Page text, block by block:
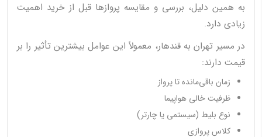
به همین دلیل، بررسی و مقایسه پروازها قبل از خرید اهمیت
زیادی دارد.
در مسیر تهران به قندهار، معمولاً این عوامل بیشترین تأثیر را بر
قیمت دارند:
زمان باقی‌مانده تا پرواز
ظرفیت خالی هواپیما
نوع بلیط (سیستمی یا چارتر)
کلاس پروازی